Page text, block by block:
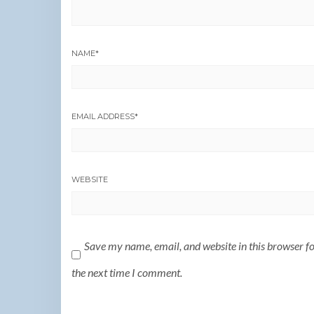
NAME*
EMAIL ADDRESS*
WEBSITE
Save my name, email, and website in this browser
the next time I comment.